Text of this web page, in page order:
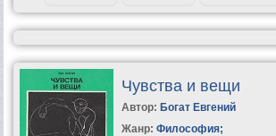
Чувства и вещи
Автор: Богат Евгений
Жанр: Философия;